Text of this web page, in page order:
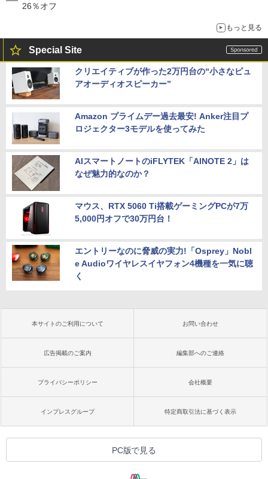
26％オフ
もっと見る
Special Site
クリエイティブが作った2万円台の“小さなピュ
アオーディオスピーカー”
Amazon プライムデー過去最安! Anker注目プ
ロジェクター3モデルを使ってみた
AIスマートノートのiFLYTEK「AINOTE 2」は
なぜ魅力的なのか？
マウス、RTX 5060 Ti搭載ゲーミングPCが7万
5,000円オフで30万円台！
エントリーなのに脅威の実力!「Osprey」Nobl
e Audioワイヤレスイヤフォン4機種を一気に聴
く
本サイトのご利用について お問い合わせ
広告掲載のご案内 編集部へのご連絡
プライバシーポリシー 会社概要
インプレスグループ 特定商取引法に基づく表示
PC版で見る